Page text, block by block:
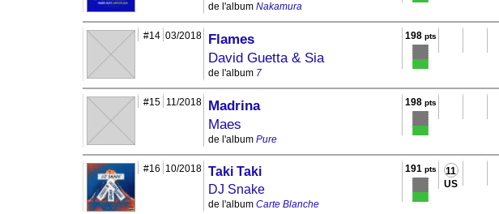
de l'album Nakamura
#14 03/2018
Flames
David Guetta & Sia
de l'album 7
198pts
#15 11/2018
Madrina
Maes
de l'album Pure
198pts
#16 10/2018 Taki Taki
DJ Snake
de l'album Carte Blanche
191 pts 11
US